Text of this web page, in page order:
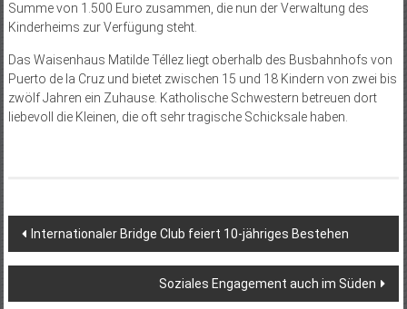
Summe von 1.500 Euro zusammen, die nun der Verwaltung des
Kinderheims zur Verfügung steht.
Das Waisenhaus Matilde Téllez liegt oberhalb des Busbahnhofs von
Puerto de la Cruz und bietet zwischen 15 und 18 Kindern von zwei bis
zwölf Jahren ein Zuhause. Katholische Schwestern betreuen dort
liebevoll die Kleinen, die oft sehr tragische Schicksale haben.
Beitragsnavigation
Internationaler Bridge Club feiert 10-jähriges Bestehen
Soziales Engagement auch im Süden